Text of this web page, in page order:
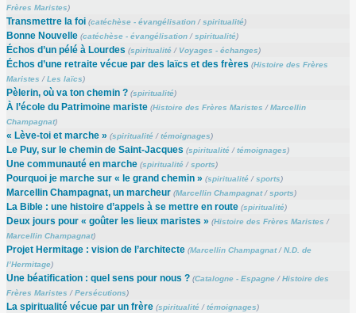
Frères Maristes)
Transmettre la foi (catéchèse - évangélisation/spiritualité)
Bonne Nouvelle (catéchèse - évangélisation/spiritualité)
Échos d’un pélé à Lourdes (spiritualité/ Voyages - échanges)
Échos d’une retraite vécue par des laïcs et des frères (Histoire des Frères
Maristes /Les laïcs)
Pèlerin, où va ton chemin ? (spiritualité)
À l’école du Patrimoine mariste (Histoire des Frères Maristes /Marcellin
Champagnat)
« Lève-toi et marche » (spiritualité/témoignages)
Le Puy, sur le chemin de Saint-Jacques (spiritualité/témoignages)
Une communauté en marche (spiritualité/sports)
Pourquoi je marche sur « le grand chemin » (spiritualité/sports)
Marcellin Champagnat, un marcheur (Marcellin Champagnat/sports)
La Bible : une histoire d’appels à se mettre en route (spiritualité)
Deux jours pour « goûter les lieux maristes » (Histoire des Frères Maristes /
Marcellin Champagnat)
Projet Hermitage : vision de l’architecte (Marcellin Champagnat/N.D. de
l’Hermitage)
Une béatification : quel sens pour nous ? (Catalogne - Espagne/Histoire des
Frères Maristes /Persécutions)
La spiritualité vécue par un frère (spiritualité/témoignages)